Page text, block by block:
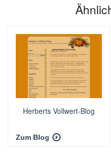
Herberts Vollwert-Blog
Zum Blog